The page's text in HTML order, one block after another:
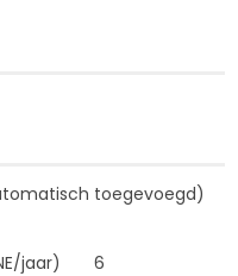
toegevoegd)
NE/jaar) 6